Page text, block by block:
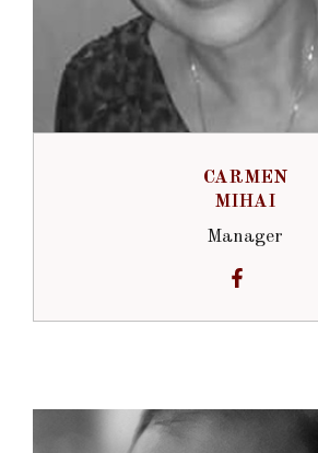
CARMEN
MIHAI
Manager